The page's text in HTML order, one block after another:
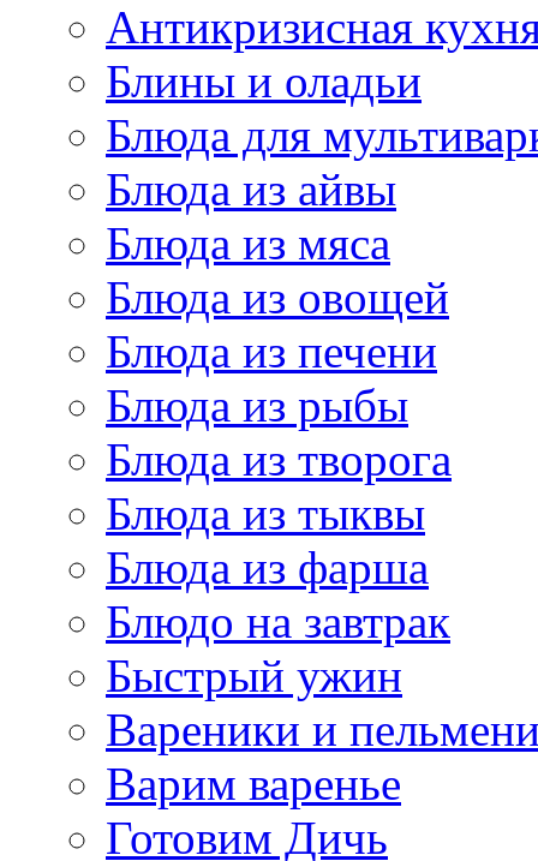
Антикризисная
Блины и оладьи
Блюда для
Блюда из айвы
Блюда из мяса
Блюда из овощей
Блюда из печени
Блюда из рыбы
Блюда из творога
Блюда из тыквы
Блюда из фарша
Блюдо на завтрак
Быстрый ужин
Вареники и
Варим варенье
Готовим Дичь